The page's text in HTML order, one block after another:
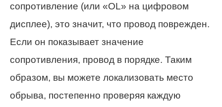
сопротивление (или «OL» на цифровом
дисплее), это значит, что провод поврежден.
Если он показывает значение
сопротивления, провод в порядке. Таким
образом, вы можете локализовать место
обрыва, постепенно проверяя каждую